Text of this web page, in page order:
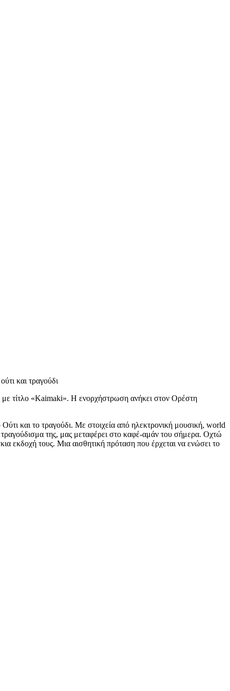
και τραγούδι
τίτλο «Kaimaki». Η ενορχήστρωση ανήκει στον Ορέστη
και το τραγούδι. Με στοιχεία από ηλεκτρονική μουσική, world
της, μας μεταφέρει στο καφέ-αμάν του σήμερα. Οχτώ
εκδοχή τους. Μια αισθητική πρόταση που έρχεται να ενώσει το